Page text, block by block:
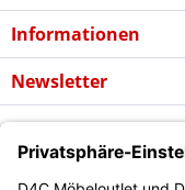
Informationen
Newsletter
* Alle Preise inkl.
ggf.